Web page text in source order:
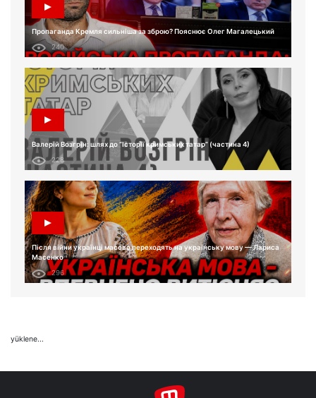
Пропаганда Кремля сильніша за зброю? Пояснює Олег Магалецький
240
Валерій Возгрін: шлях до “Історії кримських татар” (частина 4)
228
Після війни українці масово переходять на українську мову — Лариса
Масенко
296
yüklene...